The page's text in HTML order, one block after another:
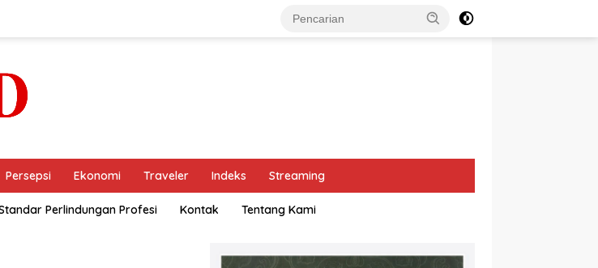
Persepsi Ekonomi Traveler Indeks Streaming
Perlindungan Profesi Kontak Tentang Kami